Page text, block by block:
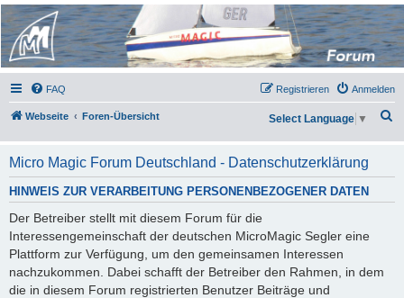
Micro Magic Forum
Deutschland
FAQ Anmelden
Registrieren
Webseite Foren-Übersicht
h
e
Select Language ▼
Micro Magic Forum Deutschland - Datenschutzerklärung
HINWEIS ZUR VERARBEITUNG PERSONENBEZOGENER DATEN
Der Betreiber stellt mit diesem Forum für die
Interessengemeinschaft der deutschen MicroMagic Segler eine
Plattform zur Verfügung, um den gemeinsamen Interessen
nachzukommen. Dabei schafft der Betreiber den Rahmen, in dem
die in diesem Forum registrierten Benutzer Beiträge und